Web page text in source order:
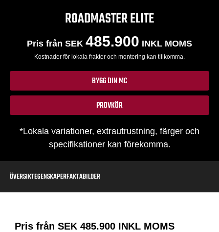
ROADMASTER ELITE
Pris från SEK 485.900 INKL MOMS
Kostnader för lokala frakter och montering kan tillkomma.
BYGG DIN MC
PROVKÖR
*Lokala variationer, extrautrustning, färger och
specifikationer kan förekomma.
ÖVERSIKTEGENSKAPERFAKTABILDER
Pris från SEK 485.900 INKL MOMS